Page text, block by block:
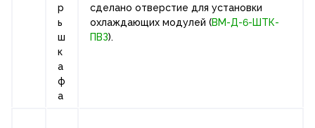
р
ь
ш
к
а
ф
а
сделано отверстие для установки
охлаждающих модулей (ВМ-Д-6-ШТК-
ПВЗ).